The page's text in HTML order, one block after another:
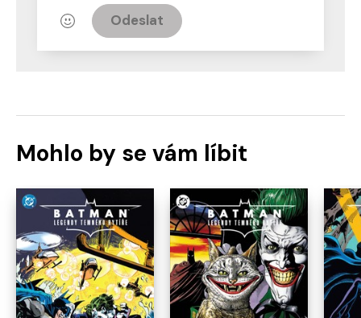
Odeslat
Mohlo by se vám líbit